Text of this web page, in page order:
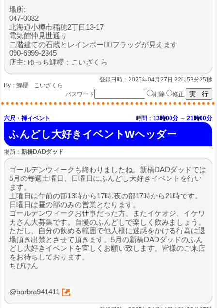
場所:
047-0032
北海道小樽市稲穂2丁目13-17
電気館仲見世通り
二階建ての石蔵とレインボー🏳️‍🌈フラッグが見えます
090-6999-2345
店主: ゆっち鯉櫻：こいざくら
登録日時：2025年04月27日 22時53分25秒
By： 鯉櫻 こいざくら
パスワード
削除 修正
六尺・褌イベント 時間： 13時00分 ～ 21時00分
ふんどし大好きイベントWヘッダー
場所： 新橋DADダッド
ゴールデンウィークも終わりましたね。新橋DADダッドでは
5月の毎週土曜日、日曜日にふんどし大好きイベントを行い
ます。
土曜日は午前の部13時から17時.夜の部17時から21時です。
日曜日は昼の部のみの営業となります。
ゴールデンウィークお仕事だった方、またイケオジ、イケワ
カさん大募集です。自慢のふんどしで楽しく飲みましょう。
ただし、自分の飲める範囲で他人様に迷惑をかける行為は退
場頂き出禁とさせて頂きます。5月の新橋DADダッドのふん
どし大好きイベントを宜しくお願い致します。皆様のご来店
をお待ちしております。
ちびけん
@barbra941411